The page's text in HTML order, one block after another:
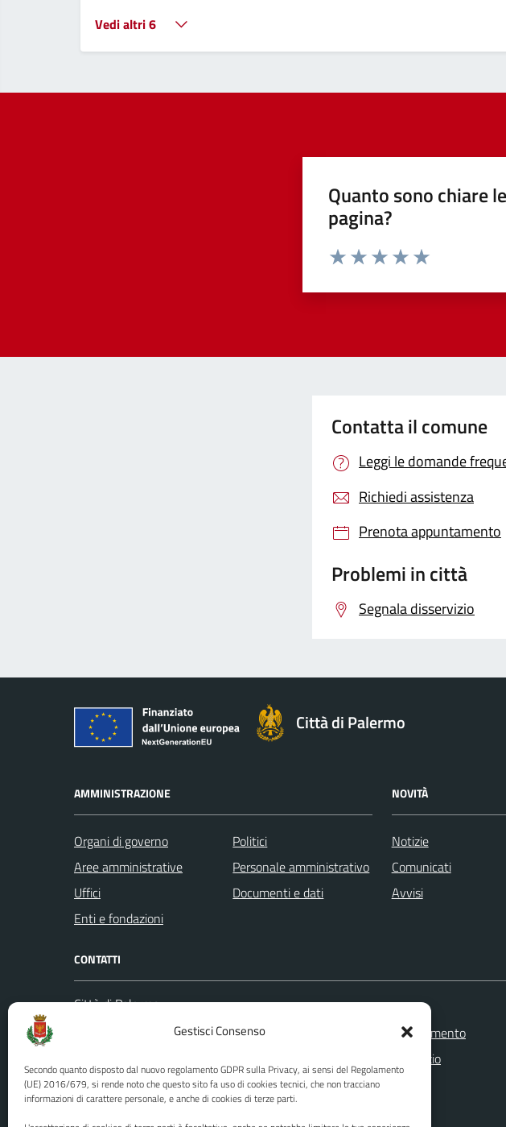
Gestisci Consenso
Secondo quanto disposto dal nuovo regolamento GDPR sulla Privacy, ai sensi del Regolamento
(UE) 2016/679, si rende noto che questo sito fa uso di cookies tecnici, che non tracciano
informazioni di carattere personale, e anche di cookies di terze parti.
Vedi altri 6
Quanto sono chiare
pagina?
Contatta il comune
Leggi le domande
Richiedi assistenza
Prenota appuntamento
Problemi in città
Segnala disservizio
Città di Palermo
AMMINISTRAZIONE
Organi di governo
Aree amministrative
Uffici
Enti e fondazioni
Politici
Personale amministrativo
Documenti e dati
NOVITÀ
Notizie
Comunicati
Avvisi
CONTATTI
Città di Palermo
Codice fiscale / P. IVA:80016350821
U.O. Ufficio Relazioni con il Pubblico
(URP)
Numero verde: 0917401111
Leggi le FAQ
Prenotazione appuntamento
Segnalazione disservizio
Richiesta assistenza